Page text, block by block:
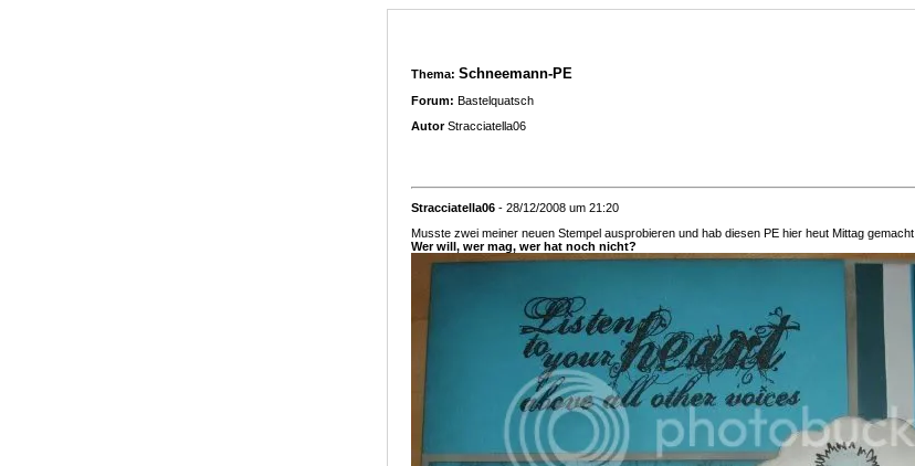
Thema: Schneemann-PE
Forum: Bastelquatsch
AutorStracciatella06
Stracciatella06 - 28/12/2008 um 21:20
Musste zwei meiner neuen Stempel ausprobieren und hab diesen PE hier heut Mittag gemacht.
Wer will, wer mag, wer hat noch nicht?